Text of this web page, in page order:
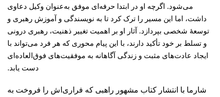
می‌شود. اگرچه او در ابتدا حرفه‌ای موفق به‌عنوان وکیل دعاوی
داشت، اما این مسیر را ترک کرد تا به نویسندگی و آموزش رهبری و
توسعۀ شخصی بپردازد. آثار او بر اهمیت تغییر ذهنیت، رهبری درونی
و تسلط بر خود تأکید دارند، با این پیام محوری که هر فرد می‌تواند با
ایجاد عادت‌های مثبت و زندگی آگاهانه به موفقیت‌های فوق‌العاده‌ای
دست یابد.
شارما با انتشار کتاب مشهور راهبی که فراری‌اش را فروخت به